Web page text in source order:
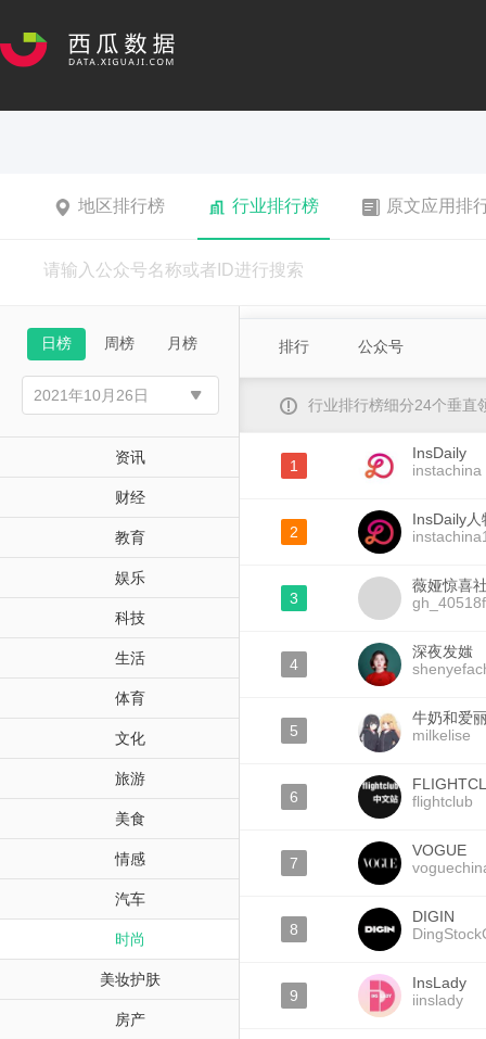
地区排行榜 行业排行榜 原文应用排
日榜 周榜 月榜
资讯
财经
教育
娱乐
科技
生活
体育
文化
旅游
美食
情感
汽车
时尚
美妆护肤
房产
排行 公众号
行业排行榜细分24个垂直
1
InsDaily
instachina
2
InsDaily人
3
薇娅惊喜
4
深夜发媸
5
牛奶和爱
milkelise
6
flightclub
7
VOGUE
8
DIGIN
9
InsLady
iinslady